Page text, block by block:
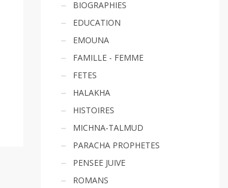
BIOGRAPHIES
EDUCATION
EMOUNA
FAMILLE - FEMME
FETES
HALAKHA
HISTOIRES
MICHNA-TALMUD
PARACHA PROPHETES
PENSEE JUIVE
ROMANS